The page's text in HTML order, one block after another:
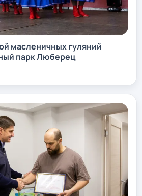
масленичных гуляний
парк Люберец